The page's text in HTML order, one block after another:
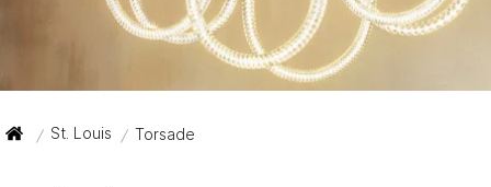
/ St. Louis / Torsade